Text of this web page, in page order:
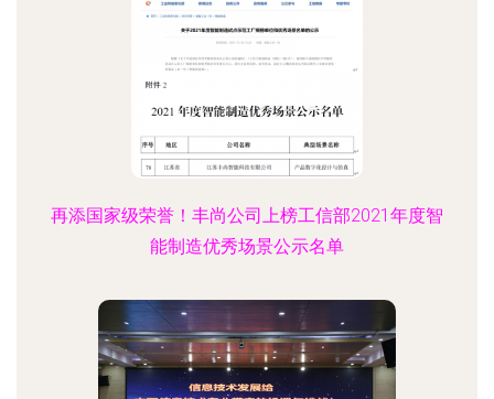
再添国家级荣誉！丰尚公司上榜工信部2021年度智
能制造优秀场景公示名单